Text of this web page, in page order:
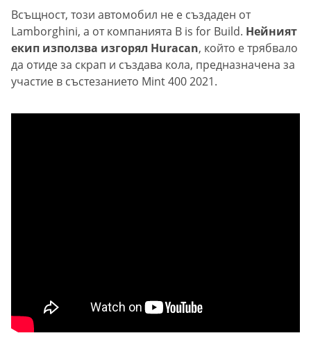
Всъщност, този автомобил не е създаден от
Lamborghini, а от компанията B is for Build. Нейният
екип използва изгорял Huracan, който е трябвало
да отиде за скрап и създава кола, предназначена за
участие в състезанието Mint 400 2021.